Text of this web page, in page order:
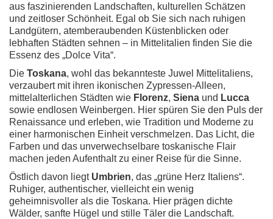
aus faszinierenden Landschaften, kulturellen Schätzen
und zeitloser Schönheit. Egal ob Sie sich nach ruhigen
Landgütern, atemberaubenden Küstenblicken oder
lebhaften Städten sehnen – in Mittelitalien finden Sie die
Essenz des „Dolce Vita“.
Die Toskana, wohl das bekannteste Juwel Mittelitaliens,
verzaubert mit ihren ikonischen Zypressen-Alleen,
mittelalterlichen Städten wie Florenz, Siena und Lucca
sowie endlosen Weinbergen. Hier spüren Sie den Puls der
Renaissance und erleben, wie Tradition und Moderne zu
einer harmonischen Einheit verschmelzen. Das Licht, die
Farben und das unverwechselbare toskanische Flair
machen jeden Aufenthalt zu einer Reise für die Sinne.
Östlich davon liegt Umbrien, das „grüne Herz Italiens“.
Ruhiger, authentischer, vielleicht ein wenig
geheimnisvoller als die Toskana. Hier prägen dichte
Wälder, sanfte Hügel und stille Täler die Landschaft.